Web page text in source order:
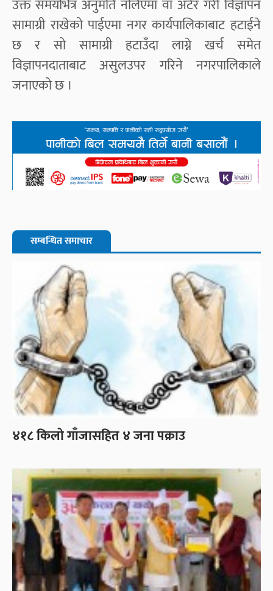
उक्त समयभित्र अनुमति नलिएमा वा अटेर गरी विज्ञापन
सामाग्री राखेको पाईएमा नगर कार्यपालिकाबाट हटाईने
छ र सो सामाग्री हटाउँदा लाग्ने खर्च समेत
विज्ञापनदाताबाट असुलउपर गरिने नगरपालिकाले
जनाएको छ ।
सम्बन्धित समाचार
४१८ किलो गाँजासहित ४ जना पक्राउ